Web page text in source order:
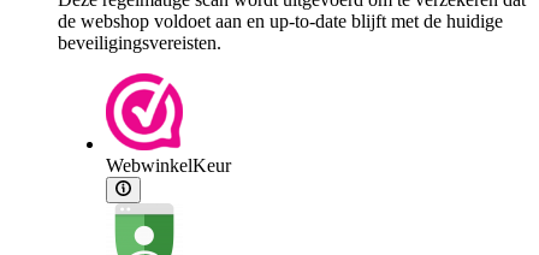
de webshop voldoet aan en up-to-date blijft met de huidige
beveiligingsvereisten.
WebwinkelKeur